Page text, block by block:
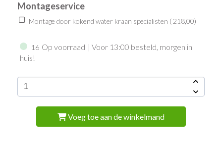
Montageservice
Montage door kokend water kraan specialisten ( 218,00)
16 Op voorraad | Voor 13:00 besteld, morgen in
huis!
Voeg toe aan de winkelmand